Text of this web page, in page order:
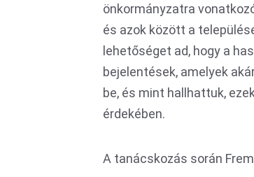
önkormányzatra
és azok között a
lehetőséget ad, hogy a
bejelentések, amelyek
be, és mint hallhattuk,
érdekében.
A tanácskozás során